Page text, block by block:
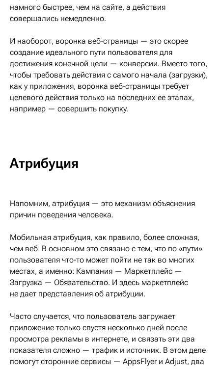
намного быстрее, чем на сайте, а действия
совершались немедленно.
И наоборот, воронка веб-страницы — это скорее
создание идеального пути пользователя для
достижения конечной цели — конверсии. Вместо того,
чтобы требовать действия с самого начала (загрузки),
как у приложения, воронка веб-страницы требует
целевого действия только на последних ее этапах,
например — совершить покупку.
Атрибуция
Напомним, атрибуция — это механизм объяснения
причин поведения человека.
Мобильная атрибуция, как правило, более сложная,
чем веб. В основном это связано с тем, что по «пути»
пользователя что-то может пойти не так во многих
местах, а именно: Кампания — Маркетплейс —
Загрузка — Обязательство. И здесь маркетплейс
не дает представления об атрибуции.
Часто случается, что пользователь загружает
приложение только спустя несколько дней после
просмотра рекламы в интернете, и связать эти два
показателя сложно — трафик и источник. В этом деле
помогут сторонние сервисы — AppsFlyer и Adjust, два